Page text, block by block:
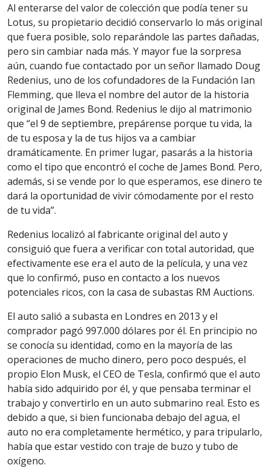
Al enterarse del valor de colección que podía tener su
Lotus, su propietario decidió conservarlo lo más original
que fuera posible, solo reparándole las partes dañadas,
pero sin cambiar nada más. Y mayor fue la sorpresa
aún, cuando fue contactado por un señor llamado Doug
Redenius, uno de los cofundadores de la Fundación Ian
Flemming, que lleva el nombre del autor de la historia
original de James Bond. Redenius le dijo al matrimonio
que “el 9 de septiembre, prepárense porque tu vida, la
de tu esposa y la de tus hijos va a cambiar
dramáticamente. En primer lugar, pasarás a la historia
como el tipo que encontró el coche de James Bond. Pero,
además, si se vende por lo que esperamos, ese dinero te
dará la oportunidad de vivir cómodamente por el resto
de tu vida”.
Redenius localizó al fabricante original del auto y
consiguió que fuera a verificar con total autoridad, que
efectivamente ese era el auto de la película, y una vez
que lo confirmó, puso en contacto a los nuevos
potenciales ricos, con la casa de subastas RM Auctions.
El auto salió a subasta en Londres en 2013 y el
comprador pagó 997.000 dólares por él. En principio no
se conocía su identidad, como en la mayoría de las
operaciones de mucho dinero, pero poco después, el
propio Elon Musk, el CEO de Tesla, confirmó que el auto
había sido adquirido por él, y que pensaba terminar el
trabajo y convertirlo en un auto submarino real. Esto es
debido a que, si bien funcionaba debajo del agua, el
auto no era completamente hermético, y para tripularlo,
había que estar vestido con traje de buzo y tubo de
oxígeno.